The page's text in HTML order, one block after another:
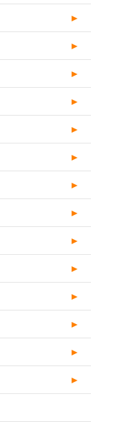
►
►
►
►
►
►
►
►
►
►
►
►
►
►